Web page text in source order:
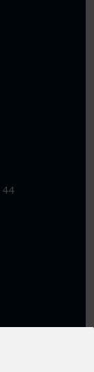
44